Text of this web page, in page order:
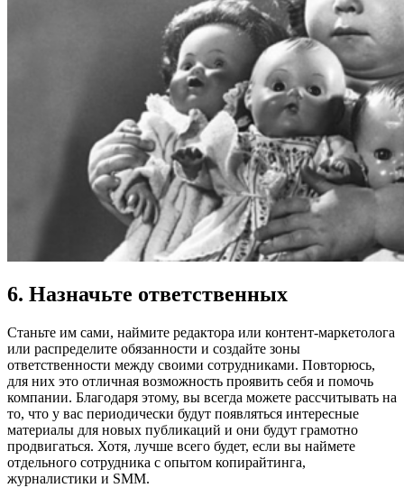
6. Назначьте ответственных
Станьте им сами, наймите редактора или контент-маркетолога
или распределите обязанности и создайте зоны
ответственности между своими сотрудниками. Повторюсь,
для них это отличная возможность проявить себя и помочь
компании. Благодаря этому, вы всегда можете рассчитывать на
то, что у вас периодически будут появляться интересные
материалы для новых публикаций и они будут грамотно
продвигаться. Хотя, лучше всего будет, если вы наймете
отдельного сотрудника с опытом копирайтинга,
журналистики и SMM.